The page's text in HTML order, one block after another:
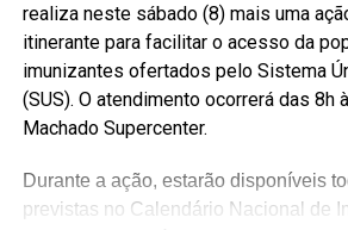
realiza neste sábado (8) mais uma
itinerante para facilitar o acesso da
imunizantes ofertados pelo Sistema
(SUS). O atendimento ocorrerá das 8h
Machado Supercenter.
Durante a ação, estarão disponíveis
previstas no Calendário Nacional de